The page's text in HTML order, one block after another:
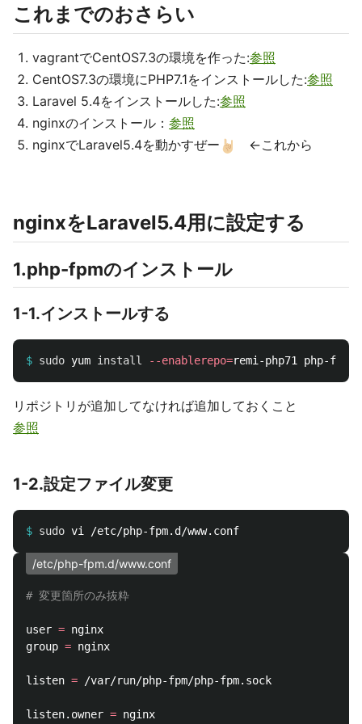
これまでのおさらい
vagrantでCentOS7.3の環境を作った:参照
CentOS7.3の環境にPHP7.1をインストールした:参照
Laravel 5.4をインストールした:参照
nginxのインストール： 参照
nginxでLaravel5.4を動かすぜー
←これから
nginxをLaravel5.4用に設定する
1.php-fpmのインストール
1-1.インストールする
$ sudo yum install --enablerepo=
リポジトリが追加してなければ追加しておくこと
参照
1-2.設定ファイル変更
$ sudo
/etc/php-fpm.d/www.conf
# 変更箇所のみ抜粋
user = nginx
group = nginx
listen = /var/run/php-fpm/php-fpm.sock
listen.owner = nginx